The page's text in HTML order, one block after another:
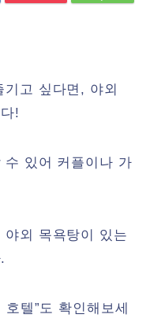
고 싶다면, 야외
!
수 있어 커플이나 가
외 목욕탕이 있는
텔”도 확인해보세